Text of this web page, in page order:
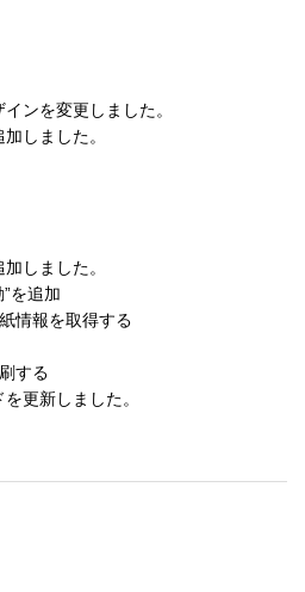
ンを変更しました。
しました。
しました。